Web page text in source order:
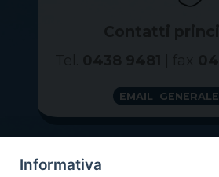
EMAIL GENERALE
Informativa